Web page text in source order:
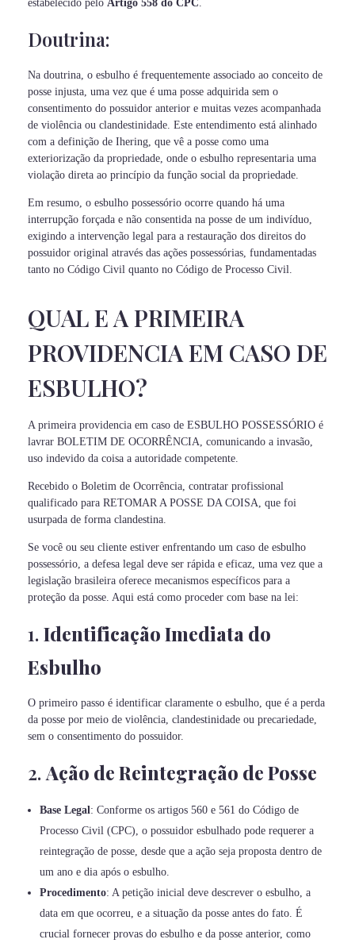
estabelecido pelo Artigo 558 do CPC
Doutrina:
Na doutrina, o esbulho é frequentemente associado ao conceito de
posse injusta, uma vez que é uma posse adquirida sem o
consentimento do possuidor anterior e muitas vezes acompanhada
de violência ou clandestinidade. Este entendimento está alinhado
com a definição de Ihering, que vê a posse como uma
exteriorização da propriedade, onde o esbulho representaria uma
violação direta ao princípio da função social da propriedade.
Em resumo, o esbulho possessório ocorre quando há uma
interrupção forçada e não consentida na posse de um indivíduo,
exigindo a intervenção legal para a restauração dos direitos do
possuidor original através das ações possessórias, fundamentadas
tanto no Código Civil quanto no Código de Processo Civil.
QUAL E A PRIMEIRA
PROVIDENCIA EM CASO DE
ESBULHO?
A primeira providencia em caso de ESBULHO POSSESSÓRIO é
lavrar BOLETIM DE OCORRÊNCIA, comunicando a invasão,
uso indevido da coisa a autoridade competente.
Recebido o Boletim de Ocorrência, contratar profissional
qualificado para RETOMAR A POSSE DA COISA, que foi
usurpada de forma clandestina.
Se você ou seu cliente estiver enfrentando um caso de esbulho
possessório, a defesa legal deve ser rápida e eficaz, uma vez que a
legislação brasileira oferece mecanismos específicos para a
proteção da posse. Aqui está como proceder com base na lei:
1. Identificação Imediata do
Esbulho
O primeiro passo é identificar claramente o esbulho, que é a perda
da posse por meio de violência, clandestinidade ou precariedade,
sem o consentimento do possuidor.
2. Ação de Reintegração de Posse
Base Legal : Conforme os artigos 560 e 561 do Código de
Processo Civil (CPC), o possuidor esbulhado pode requerer a
reintegração de posse, desde que a ação seja proposta dentro de
um ano e dia após o esbulho.
Procedimento: A petição inicial deve descrever o esbulho, a
data em que ocorreu, e a situação da posse antes do fato. É
crucial fornecer provas do esbulho e da posse anterior, como